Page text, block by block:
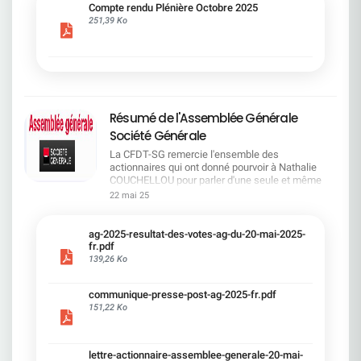
cadre du dialogue social.Bonne lecture !
Compte rendu Plénière Octobre 2025
251,39 Ko
Résumé de l'Assemblée Générale
Société Générale
La CFDT-SG remercie l'ensemble des
actionnaires qui ont donné pourvoir à Nathalie
COUCHELLOU pour parler d'une seule et même
voix.L'assemblée Générale s'est ouverte avec 4
souligné la forte amélioration en 2024 de tous les
facteurs financiers et le premier trimestre 2025
encourageant.Le Directeur Général, Slawomir
solide. Etre une banque simple et intégrée. Etre
une banque efficace. Etre une banque rentable. Le
22 mai 25
ag-2025-resultat-des-votes-ag-du-20-mai-2025-
fr.pdf
139,26 Ko
communique-presse-post-ag-2025-fr.pdf
151,22 Ko
lettre-actionnaire-assemblee-generale-20-mai-